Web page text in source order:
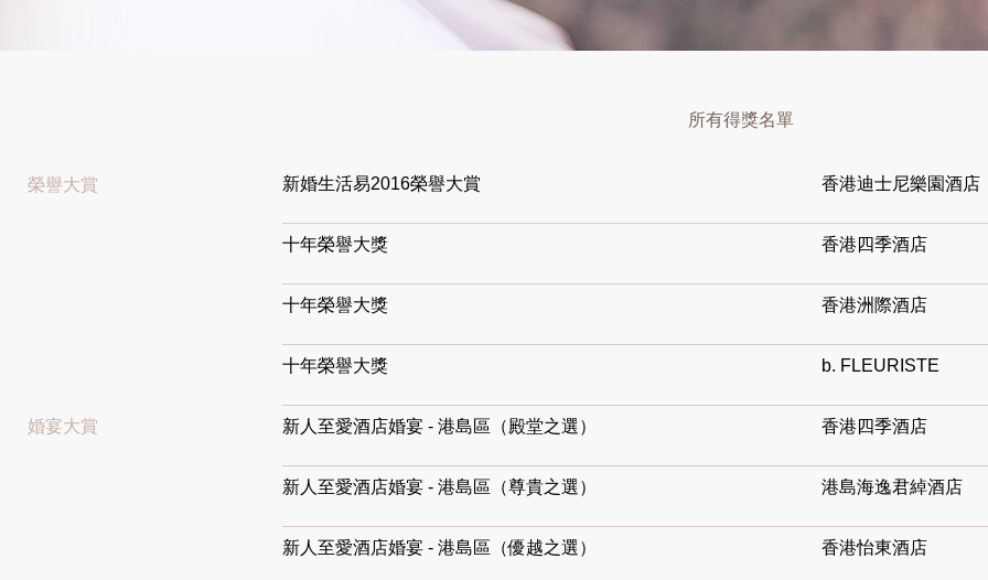
所有得獎名單
榮譽大賞 新婚生活易2016榮譽大賞 香港迪士尼樂園酒店
十年榮譽大獎 香港四季酒店
十年榮譽大獎 香港洲際酒店
十年榮譽大獎 b. FLEURISTE
婚宴大賞 新人至愛酒店婚宴 - 港島區（殿堂之選） 香港四季酒店
新人至愛酒店婚宴 - 港島區（尊貴之選） 港島海逸君綽酒店
新人至愛酒店婚宴 - 港島區（優越之選） 香港怡東酒店